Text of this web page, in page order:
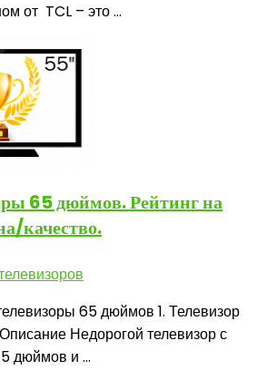
от TCL – это ...
65 дюймов. Рейтинг на
качество.
65 дюймов 1. Телевизор
Недорогой телевизор с
дюймов и ...